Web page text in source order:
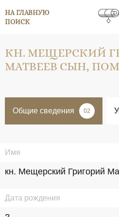
НА ГЛАВНУЮ
ПОИСК
КН. МЕЩЕРСКИЙ
МАТВЕЕВ СЫН,
Общие сведения 02
Имя
кн. Мещерский Григорий
Дата рождения